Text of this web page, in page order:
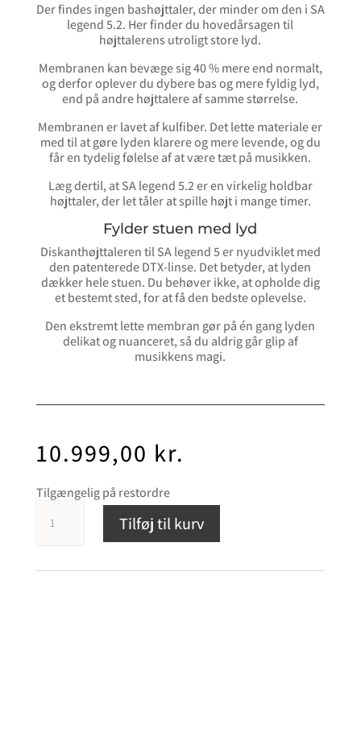
Der findes ingen bashøjttaler, der minder om den i SA
legend 5.2. Her finder du hovedårsagen til
højttalerens utroligt store lyd.
Membranen kan bevæge sig 40 % mere end normalt,
og derfor oplever du dybere bas og mere fyldig lyd,
end på andre højttalere af samme størrelse.
Membranen er lavet af kulfiber. Det lette materiale er
med til at gøre lyden klarere og mere levende, og du
får en tydelig følelse af at være tæt på musikken.
Læg dertil, at SA legend 5.2 er en virkelig holdbar
højttaler, der let tåler at spille højt i mange timer.
Fylder stuen med lyd
Diskanthøjttaleren til SA legend 5 er nyudviklet med
den patenterede DTX-linse. Det betyder, at lyden
dækker hele stuen. Du behøver ikke, at opholde dig
et bestemt sted, for at få den bedste oplevelse.
Den ekstremt lette membran gør på én gang lyden
delikat og nuanceret, så du aldrig går glip af
musikkens magi.
10.999,00 kr.
Tilgængelig på restordre
Audio
antal
Tilføj til kurv